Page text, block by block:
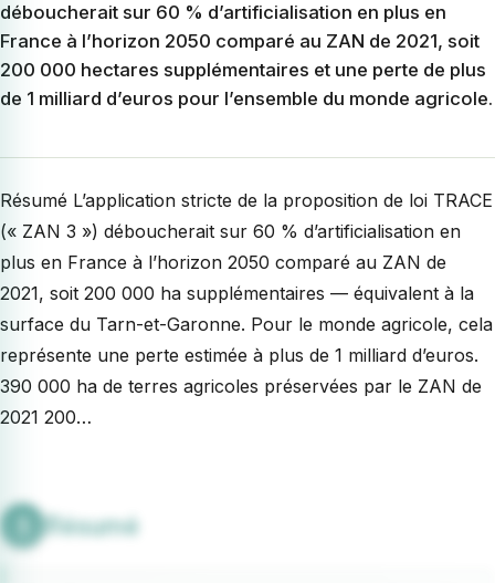
Les modifications de la PPL TRACE
Impact sur la production agricole
Conclusion
déboucherait sur 60 % d’artificialisation en plus en
France à l’horizon 2050 comparé au ZAN de 2021, soit
200 000 hectares supplémentaires et une perte de plus
de 1 milliard d’euros pour l’ensemble du monde agricole.
Résumé L’application stricte de la proposition de loi TRACE
(« ZAN 3 ») déboucherait sur 60 % d’artificialisation en
plus en France à l’horizon 2050 comparé au ZAN de
2021, soit 200 000 ha supplémentaires — équivalent à la
surface du Tarn-et-Garonne. Pour le monde agricole, cela
représente une perte estimée à plus de 1 milliard d’euros.
390 000 ha de terres agricoles préservées par le ZAN de
2021 200…
Résumé